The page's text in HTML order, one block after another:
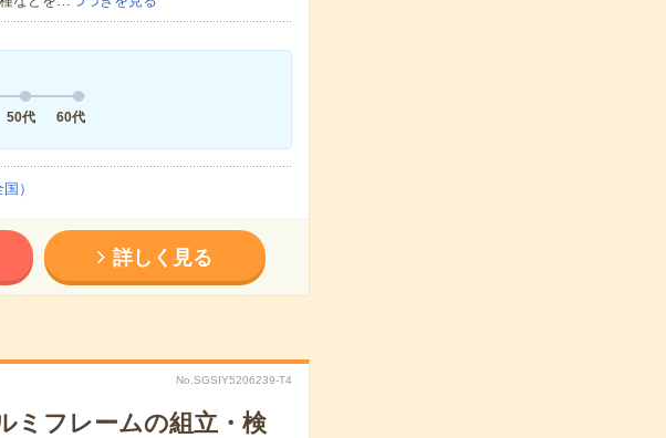
50代 60代
）
詳しく見る
No.SGSIY5206239-T4
ミフレームの組立・検